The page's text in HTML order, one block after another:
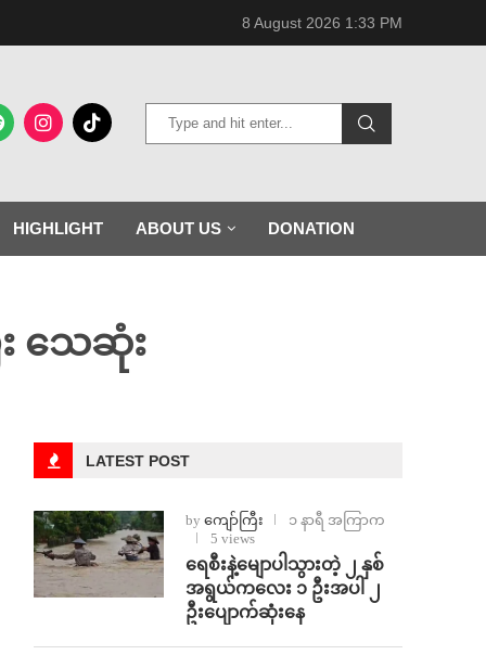
8 August 2026 1:33 PM
HIGHLIGHT ABOUT US DONATION
သေဆုံး
LATEST POST
by ကျော်ကြီး
၁ နာရီ အကြာက
5 views
ရေစီးနဲ့မျောပါသွားတဲ့ ၂ နှစ်
အရွယ်ကလေး ၁ ဦးအပါ ၂
ဦးပျောက်ဆုံးနေ